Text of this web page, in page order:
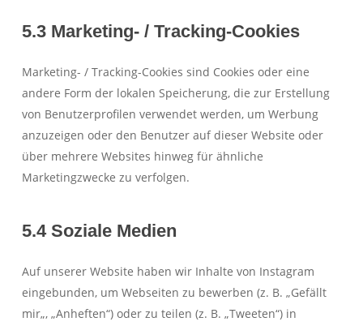
5.3 Marketing- / Tracking-Cookies
Marketing- / Tracking-Cookies sind Cookies oder eine
andere Form der lokalen Speicherung, die zur Erstellung
von Benutzerprofilen verwendet werden, um Werbung
anzuzeigen oder den Benutzer auf dieser Website oder
über mehrere Websites hinweg für ähnliche
Marketingzwecke zu verfolgen.
5.4 Soziale Medien
Auf unserer Website haben wir Inhalte von Instagram
eingebunden, um Webseiten zu bewerben (z. B. „Gefällt
mir„, „Anheften“) oder zu teilen (z. B. „Tweeten“) in